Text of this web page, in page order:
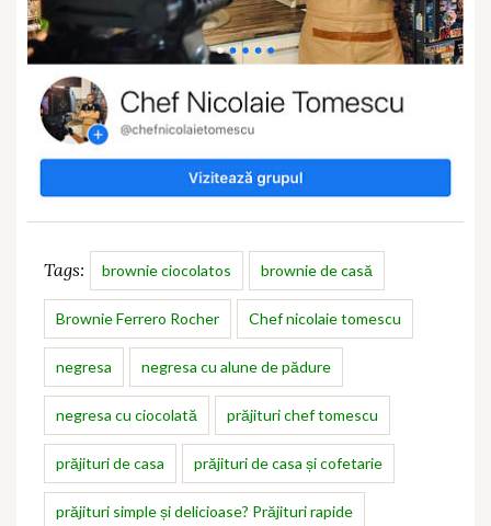
Tags: brownie ciocolatos brownie de casă
Brownie Ferrero Rocher Chef nicolaie tomescu
negresa negresa cu alune de pădure
negresa cu ciocolată prăjituri chef tomescu
prăjituri de casa prăjituri de casa și cofetarie
prăjituri simple și delicioase? Prăjituri rapide